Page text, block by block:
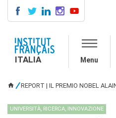
CORSI DI
Diplomi
ITALIA Menu
REPORT | IL PREMIO NOBEL
UNIVERSITÀ, RICERCA, INNOVAZIONE